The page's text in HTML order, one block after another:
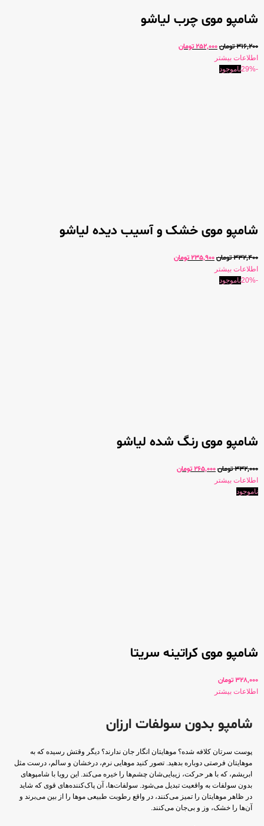
شامپو موی چرب لیاشو
316,200تومان252,000 تومان
اطلاعات بیشتر
-29%
ناموجود
شامپو موی خشک و آسیب دیده لیاشو
332,400تومان235,900 تومان
اطلاعات بیشتر
-20%
ناموجود
شامپو موی رنگ شده لیاشو
332,000تومان265,000 تومان
اطلاعات بیشتر
ناموجود
شامپو موی کراتینه سریتا
328,000 تومان
اطلاعات بیشتر
شامپو بدون سولفات ارزان
پوست سرتان کلافه شده؟ موهایتان انگار جان ندارند؟ دیگر وقتش رسیده که به
موهایتان فرصتی دوباره بدهید. تصور کنید موهایی نرم، درخشان و سالم، درست مثل
ابریشم، که با هر حرکت، زیبایی‌شان چشم‌ها را خیره می‌کند. این رویا با شامپوهای
بدون سولفات به واقعیت تبدیل می‌شود. سولفات‌ها، آن پاک‌کننده‌های قوی که شاید
در ظاهر موهایتان را تمیز می‌کنند، در واقع رطوبت طبیعی موها را از بین می‌برند و
آن‌ها را خشک، وز و بی‌جان می‌کنند.